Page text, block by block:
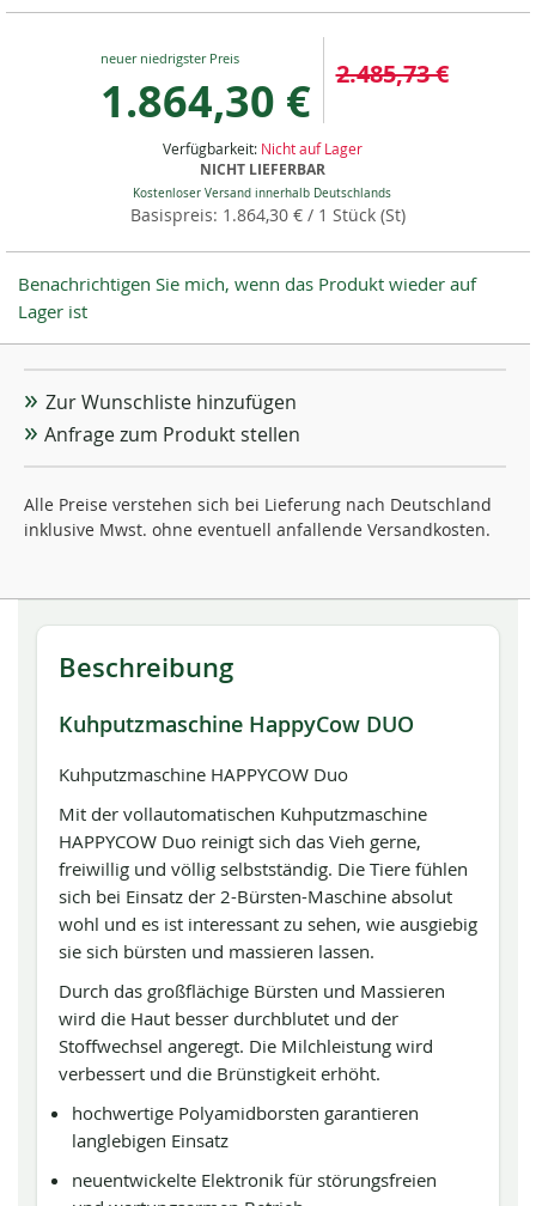
Special
1.864,30 € 2.485,73 €
1.864,30 € / 1 Stück (St)
Verfügbarkeit: Nicht auf Lager
NICHT LIEFERBAR
Kostenloser Versand innerhalb Deutschlands
Benachrichtigen Sie mich, wenn das Produkt wieder auf
Lager ist
Zur Wunschliste hinzufügen
Anfrage zum Produkt stellen
Alle Preise verstehen sich bei Lieferung nach Deutschland
inklusive Mwst. ohne eventuell anfallende Versandkosten.
Beschreibung
Kuhputzmaschine HappyCow DUO
Kuhputzmaschine HAPPYCOW Duo
Mit der vollautomatischen Kuhputzmaschine
HAPPYCOW Duo reinigt sich das Vieh gerne,
freiwillig und völlig selbstständig. Die Tiere fühlen
sich bei Einsatz der 2-Bürsten-Maschine absolut
wohl und es ist interessant zu sehen, wie ausgiebig
sie sich bürsten und massieren lassen.
Durch das großflächige Bürsten und Massieren
wird die Haut besser durchblutet und der
Stoffwechsel angeregt. Die Milchleistung wird
verbessert und die Brünstigkeit erhöht.
hochwertige Polyamidborsten garantieren
langlebigen Einsatz
neuentwickelte Elektronik für störungsfreien